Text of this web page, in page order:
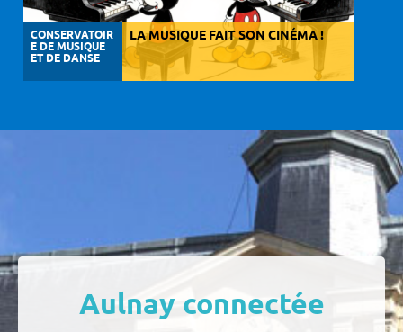
CONSERVATOIR
E DE MUSIQUE
ET DE DANSE
LA MUSIQUE FAIT SON CINÉMA !
Aulnay connectée